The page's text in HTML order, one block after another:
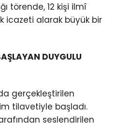
törende, 12 kişi ilmî
icazeti alarak büyük bir
DUYGULU
gerçekleştirilen
tilavetiyle başladı.
seslendirilen